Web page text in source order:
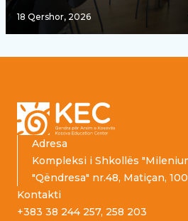
18 Qershor, 2026
Adresa
Kompleksi i Shkollës
"Qëndresa" nr.48, Matiçan,
Kontakti
+383 38 244 257, 258 203